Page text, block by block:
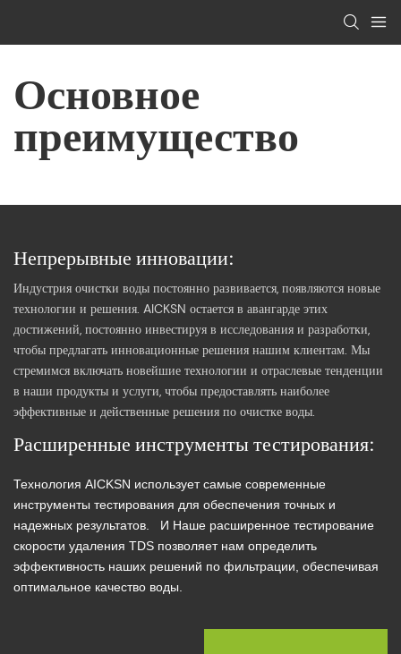
Основное
преимущество
Непрерывные инновации:
Индустрия очистки воды постоянно развивается, появляются новые
технологии и решения. AICKSN остается в авангарде этих
достижений, постоянно инвестируя в исследования и разработки,
чтобы предлагать инновационные решения нашим клиентам. Мы
стремимся включать новейшие технологии и отраслевые тенденции
в наши продукты и услуги, чтобы предоставлять наиболее
эффективные и действенные решения по очистке воды.
Расширенные инструменты тестирования:
Технология AICKSN использует самые современные
инструменты тестирования для обеспечения точных и
надежных результатов.
И Наше расширенное тестирование
скорости удаления TDS позволяет нам определить
эффективность наших решений по фильтрации, обеспечивая
оптимальное качество воды.